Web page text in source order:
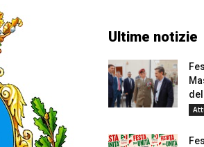
Ultime notizie